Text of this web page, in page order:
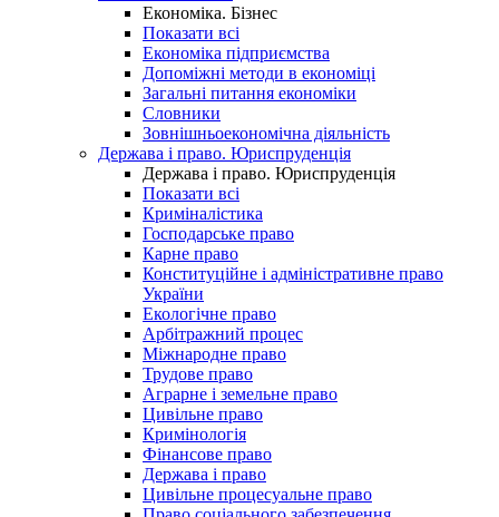
Економіка. Бізнес
Показати всі
Економіка підприємства
Допоміжні методи в економіці
Загальні питання економіки
Словники
Зовнішньоекономічна діяльність
Держава і право. Юриспруденція
Держава і право. Юриспруденція
Показати всі
Криміналістика
Господарське право
Карне право
Конституційне і адміністративне право
України
Екологічне право
Арбітражний процес
Міжнародне право
Трудове право
Аграрне і земельне право
Цивільне право
Кримінологія
Фінансове право
Держава і право
Цивільне процесуальне право